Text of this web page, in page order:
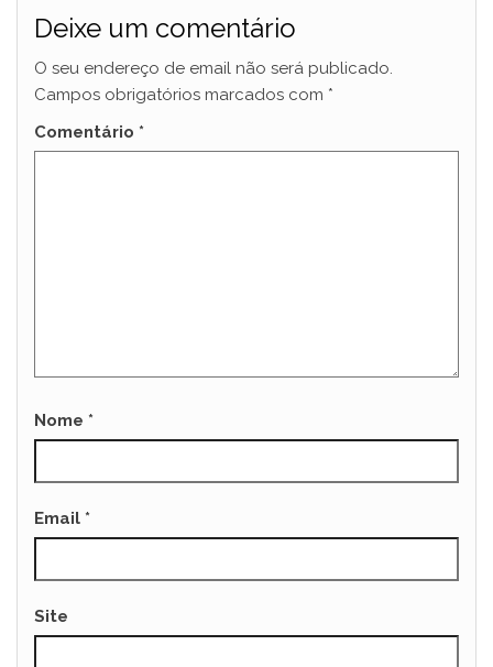
Deixe um comentário
O seu endereço de email não será publicado.
Campos obrigatórios marcados com *
Comentário *
Nome *
Email *
Site